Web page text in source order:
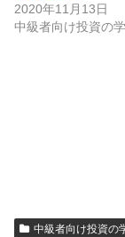
2020年11月13日
中級者向け投資の
中級者向け投資の